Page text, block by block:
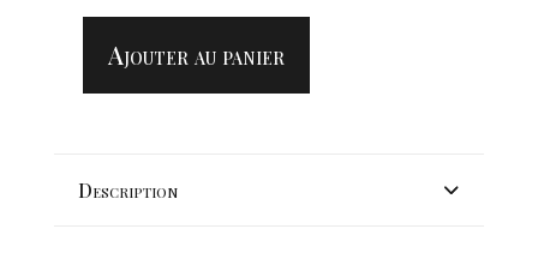
QUANTITÉ
CHAÎNES
Ajouter au panier
Description